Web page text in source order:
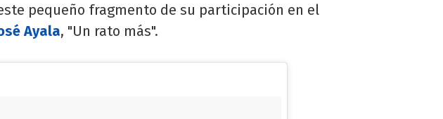
pequeño fragmento de su participación en el
Ayala, "Un rato más".